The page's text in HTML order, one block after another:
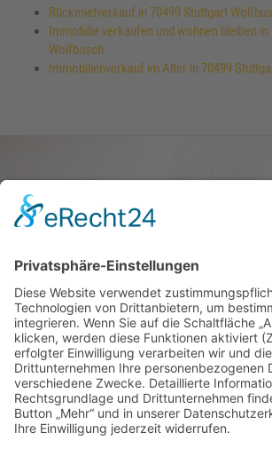
Rückmietverkauf in 70499 Stuttgart
Immobilie verkaufen und wohnen bleiben
Wolfbusch
Immobilienverkauf im Alter in 70499
verkaufen und
wohnen bleiben
Verkaufen Sie Ihr Haus
Eigen­tums­woh­nung und
darin wohnen.
Jetzt Ermittlung starten »